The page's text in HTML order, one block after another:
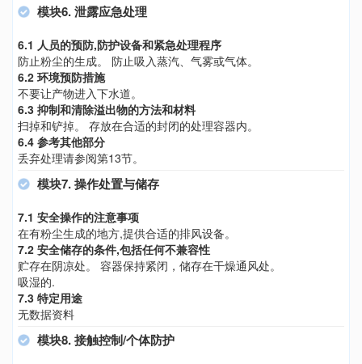
模块6. 泄露应急处理
6.1 人员的预防,防护设备和紧急处理程序
防止粉尘的生成。 防止吸入蒸汽、气雾或气体。
6.2 环境预防措施
不要让产物进入下水道。
6.3 抑制和清除溢出物的方法和材料
扫掉和铲掉。 存放在合适的封闭的处理容器内。
6.4 参考其他部分
丢弃处理请参阅第13节。
模块7. 操作处置与储存
7.1 安全操作的注意事项
在有粉尘生成的地方,提供合适的排风设备。
7.2 安全储存的条件,包括任何不兼容性
贮存在阴凉处。 容器保持紧闭，储存在干燥通风处。
吸湿的.
7.3 特定用途
无数据资料
模块8. 接触控制/个体防护